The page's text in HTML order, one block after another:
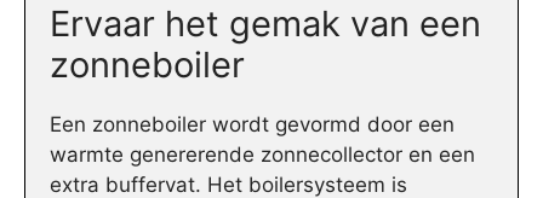
Ervaar het gemak van een
zonneboiler
Een zonneboiler wordt gevormd door een
warmte genererende zonnecollector en een
extra buffervat. Het boilersysteem is